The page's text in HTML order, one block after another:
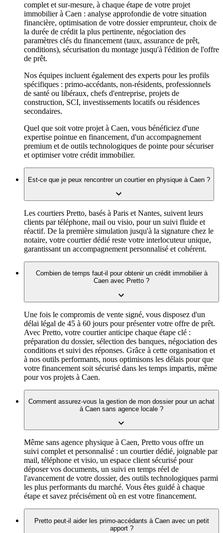
complet et sur-mesure, à chaque étape de votre projet
immobilier à Caen : analyse approfondie de votre situation
financière, optimisation de votre dossier emprunteur, choix de
la durée de crédit la plus pertinente, négociation des
paramètres clés du financement (taux, assurance de prêt,
conditions), sécurisation du montage jusqu'à l'édition de l'offre
de prêt.
Nos équipes incluent également des experts pour les profils
spécifiques : primo-accédants, non-résidents, professionnels
de santé ou libéraux, chefs d'entreprise, projets de
construction, SCI, investissements locatifs ou résidences
secondaires.
Quel que soit votre projet à Caen, vous bénéficiez d'une
expertise pointue en financement, d'un accompagnement
premium et de outils technologiques de pointe pour sécuriser
et optimiser votre crédit immobilier.
Est-ce que je peux rencontrer un courtier en physique à Caen ?
Les courtiers Pretto, basés à Paris et Nantes, suivent leurs
clients par téléphone, mail ou visio, pour un suivi fluide et
réactif. De la première simulation jusqu'à la signature chez le
notaire, votre courtier dédié reste votre interlocuteur unique,
garantissant un accompagnement personnalisé et cohérent.
Combien de temps faut-il pour obtenir un crédit immobilier à
Caen avec Pretto ?
Une fois le compromis de vente signé, vous disposez d'un
délai légal de 45 à 60 jours pour présenter votre offre de prêt.
Avec Pretto, votre courtier anticipe chaque étape clé :
préparation du dossier, sélection des banques, négociation des
conditions et suivi des réponses. Grâce à cette organisation et
à nos outils performants, nous optimisons les délais pour que
votre financement soit sécurisé dans les temps impartis, même
pour vos projets à Caen.
Comment assurez-vous la gestion de mon dossier pour un achat
à Caen sans agence locale ?
Même sans agence physique à Caen, Pretto vous offre un
suivi complet et personnalisé : un courtier dédié, joignable par
mail, téléphone et visio, un espace client sécurisé pour
déposer vos documents, un suivi en temps réel de
l'avancement de votre dossier, des outils technologiques parmi
les plus performants du marché. Vous êtes guidé à chaque
étape et savez précisément où en est votre financement.
Pretto peut-il aider les primo-accédants à Caen avec un petit
apport ?